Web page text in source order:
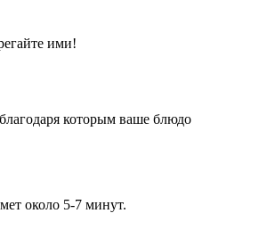
ими!
которым ваше блюдо
около 5-7 минут.